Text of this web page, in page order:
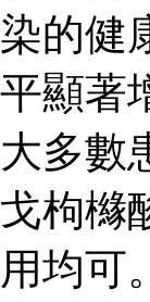
染的健
平顯著
大多數
戈枸櫞
用均可